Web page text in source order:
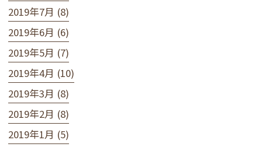
2019年7月 (8)
2019年6月 (6)
2019年5月 (7)
2019年4月 (10)
2019年3月 (8)
2019年2月 (8)
2019年1月 (5)